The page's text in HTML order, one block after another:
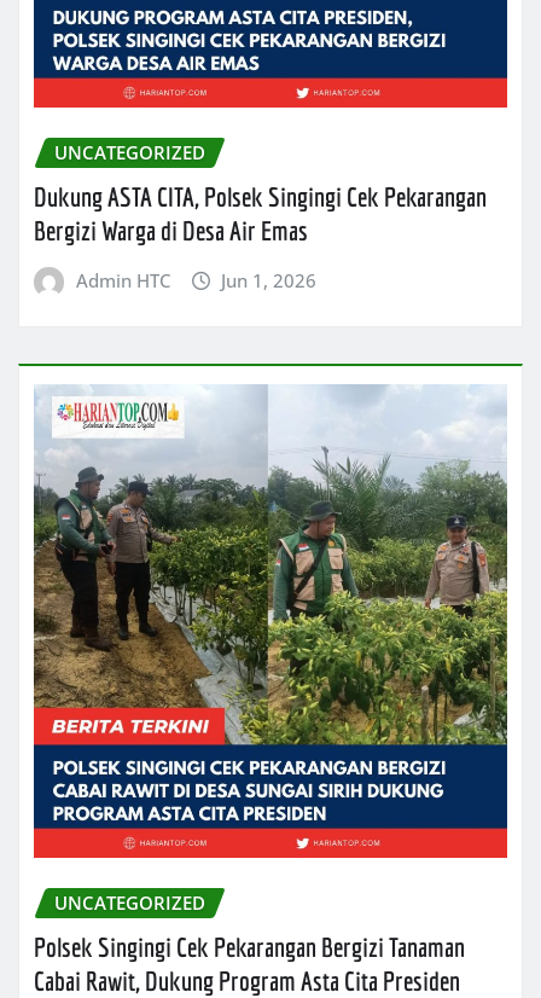
UNCATEGORIZED
Dukung ASTA CITA, Polsek Singingi Cek Pekarangan
Bergizi Warga di Desa Air Emas
Admin HTC Jun 1, 2026
UNCATEGORIZED
Polsek Singingi Cek Pekarangan Bergizi Tanaman
Cabai Rawit, Dukung Program Asta Cita Presiden